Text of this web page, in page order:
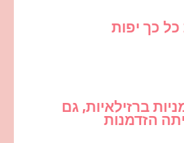
כך יפות
ברזילאיות, גם
הזדמנות